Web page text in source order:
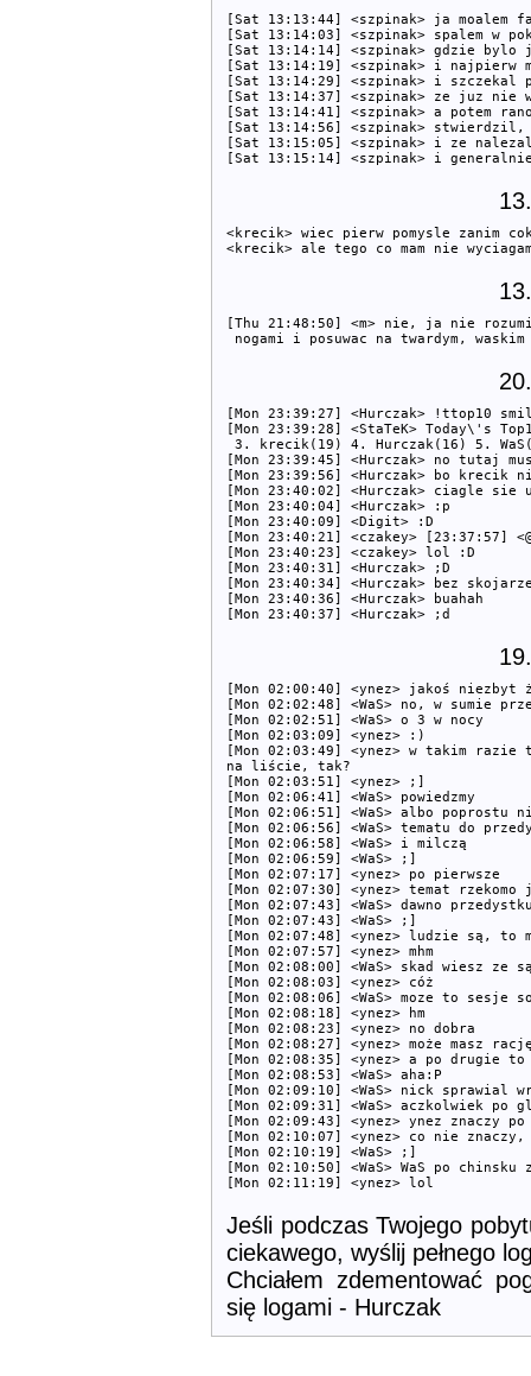
[Sat 13:13:44] <szpinak> ja moalem
[Sat 13:14:03] <szpinak> spalem w
[Sat 13:14:14] <szpinak> gdzie bylo
[Sat 13:14:19] <szpinak> i najpierw
[Sat 13:14:29] <szpinak> i szczekal
[Sat 13:14:37] <szpinak> ze juz nie
[Sat 13:14:41] <szpinak> a potem
[Sat 13:14:56] <szpinak>
[Sat 13:15:05] <szpinak> i ze
<krecik> wiec pierw pomysle zanim
[Thu 21:48:50] <m> nie, ja nie
[Mon 23:39:27] <Hurczak> !ttop10
[Mon 23:39:28] <StaTeK> Today\'s
3. krecik(19) 4. Hurczak(16) 5.
[Mon 23:39:45] <Hurczak> no tutaj
[Mon 23:39:56] <Hurczak> bo krecik
[Mon 23:40:02] <Hurczak> ciagle sie
[Mon 23:40:04] <Hurczak> :p
[Mon 23:40:09] <Digit> :D
[Mon 23:40:21] <czakey> [23:37:57]
[Mon 23:40:23] <czakey> lol :D
[Mon 23:40:31] <Hurczak> ;D
[Mon 23:40:34] <Hurczak> bez
[Mon 23:40:36] <Hurczak> buahah
[Mon 02:00:40] <ynez> jakoś
[Mon 02:02:48] <WaS> no, w sumie
[Mon 02:02:51] <WaS> o 3 w nocy
[Mon 02:03:09] <ynez> :)
[Mon 02:03:49] <ynez> w takim
na liście, tak?
[Mon 02:03:51] <ynez> ;]
[Mon 02:06:41] <WaS> powiedzmy
[Mon 02:06:51] <WaS> albo poprostu
[Mon 02:06:56] <WaS> tematu do
[Mon 02:06:58] <WaS> i milczą
[Mon 02:06:59] <WaS> ;]
[Mon 02:07:17] <ynez> po pierwsze
[Mon 02:07:30] <ynez> temat
[Mon 02:07:43] <WaS> dawno
[Mon 02:07:43] <WaS> ;]
[Mon 02:07:48] <ynez> ludzie są, to
[Mon 02:07:57] <ynez> mhm
[Mon 02:08:00] <WaS> skad wiesz ze
[Mon 02:08:03] <ynez> cóż
[Mon 02:08:06] <WaS> moze to sesje
[Mon 02:08:18] <ynez> hm
[Mon 02:08:23] <ynez> no dobra
[Mon 02:08:27] <ynez> może masz
[Mon 02:08:35] <ynez> a po drugie
[Mon 02:08:53] <WaS> aha:P
[Mon 02:09:10] <WaS> nick sprawial
[Mon 02:09:31] <WaS> aczkolwiek po
[Mon 02:09:43] <ynez> ynez znaczy
[Mon 02:10:07] <ynez> co nie
[Mon 02:10:19] <WaS> ;]
[Mon 02:10:50] <WaS> WaS po
Jeśli podczas Twojego
ciekawego, wyślij pełnego
Chciałem zdementować
się logami - Hurczak